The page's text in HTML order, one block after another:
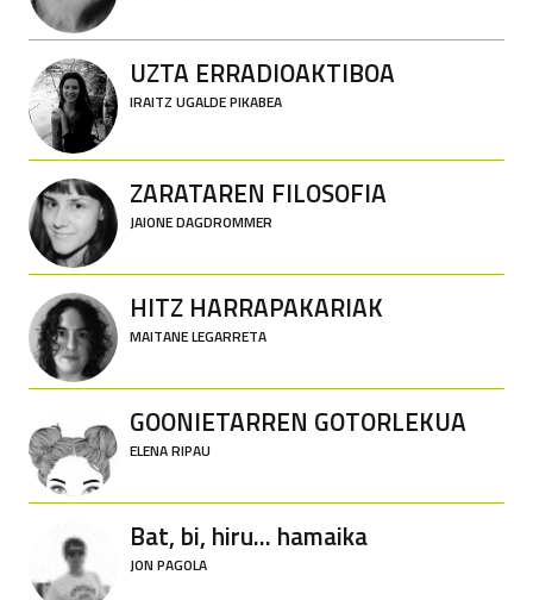
UZTA ERRADIOAKTIBOA
IRAITZ UGALDE PIKABEA
ZARATAREN FILOSOFIA
JAIONE DAGDROMMER
HITZ HARRAPAKARIAK
MAITANE LEGARRETA
GOONIETARREN GOTORLEKUA
ELENA RIPAU
Bat, bi, hiru... hamaika
JON PAGOLA